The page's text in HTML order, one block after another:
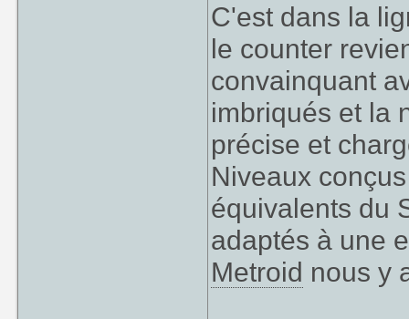
C'est dans la
le counter
convainquant
imbriqués et la
précise et
Niveaux
équivalents du
adaptés à une
Metroid nous y